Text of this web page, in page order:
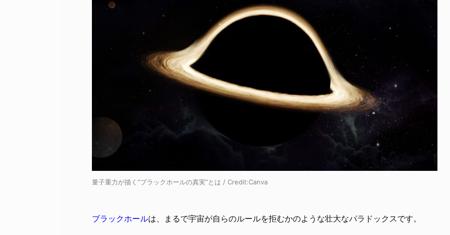
量子重力が描く“ブラックホールの真実”とは / Credit:Canva
ブラックホールは、まるで宇宙が自らのルールを拒むかのような壮大なパラドックスです。